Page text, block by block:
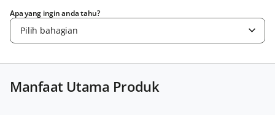
Apa yang ingin anda tahu?
Pilih bahagian
Manfaat Utama Produk